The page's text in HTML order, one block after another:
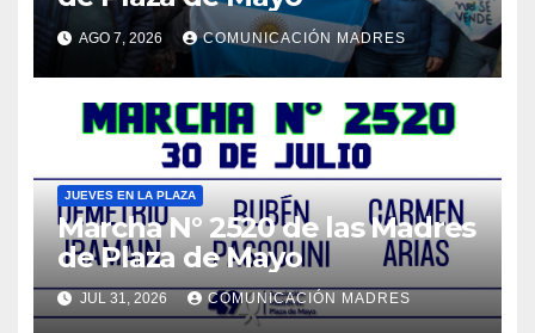
AGO 7, 2026 COMUNICACIÓN MADRES
JUEVES EN LA PLAZA
Marcha N° 2520 de las Madres
de Plaza de Mayo
JUL 31, 2026 COMUNICACIÓN MADRES